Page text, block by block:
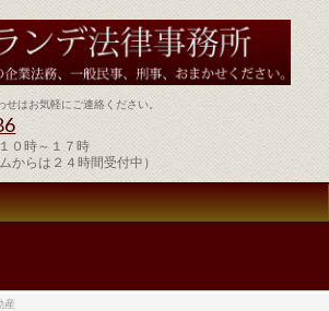
はお気軽にご連絡ください。
０時～１７時
からは２４時間受付中）
産